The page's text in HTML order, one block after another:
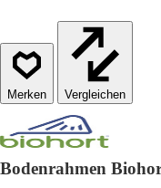
Vergleichen
Bodenrahmen